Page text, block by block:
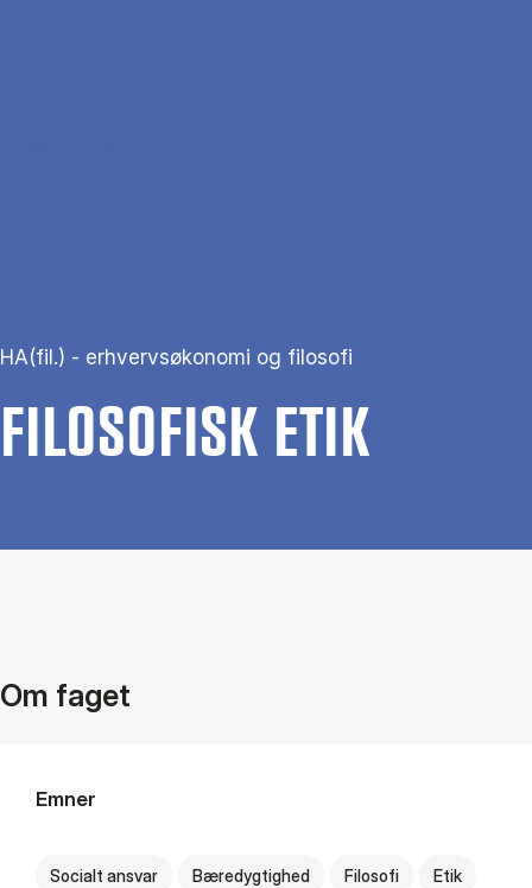
HA(fil.) - erhvervsøkonomi og filosofi
FI­LO­SO­FISK ETIK
Om faget
Emner
Socialt ansvar Bæredygtighed Filosofi Etik